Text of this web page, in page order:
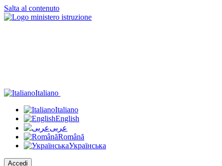
Salta al contenuto
Italiano
Italiano
English
عربى
Română
Українська
Accedi